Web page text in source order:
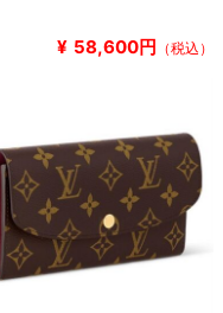
¥ 58,600円 （税込）